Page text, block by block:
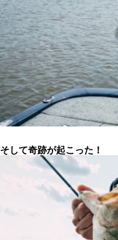
そして奇跡が起こった！